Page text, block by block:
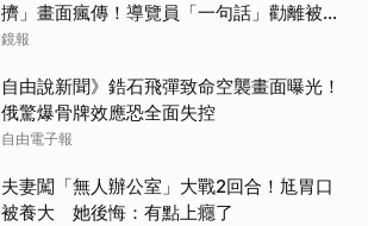
擠」畫面瘋傳！導覽員「一句話」勸離被狂
讚
鏡報
自由說新聞》鋯石飛彈致命空襲畫面曝光！
俄驚爆骨牌效應恐全面失控
自由電子報
夫妻闖「無人辦公室」大戰2回合！尪胃口
被養大 她後悔：有點上癮了